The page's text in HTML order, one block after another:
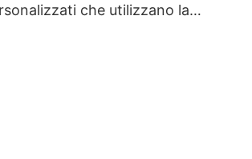
che utilizzano la